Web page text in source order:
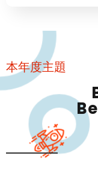
本年度主題